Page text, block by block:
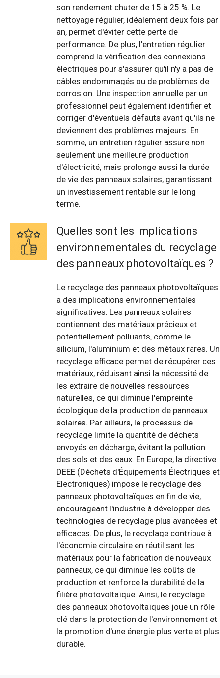
son rendement chuter de 15 à 25 %. Le
nettoyage régulier, idéalement deux fois par
an, permet d'éviter cette perte de
performance. De plus, l'entretien régulier
comprend la vérification des connexions
électriques pour s'assurer qu'il n'y a pas de
câbles endommagés ou de problèmes de
corrosion. Une inspection annuelle par un
professionnel peut également identifier et
corriger d'éventuels défauts avant qu'ils ne
deviennent des problèmes majeurs. En
somme, un entretien régulier assure non
seulement une meilleure production
d'électricité, mais prolonge aussi la durée
de vie des panneaux solaires, garantissant
un investissement rentable sur le long
terme.
Quelles sont les implications
environnementales du recyclage
des panneaux photovoltaïques ?
Le recyclage des panneaux photovoltaïques
a des implications environnementales
significatives. Les panneaux solaires
contiennent des matériaux précieux et
potentiellement polluants, comme le
silicium, l'aluminium et des métaux rares. Un
recyclage efficace permet de récupérer ces
matériaux, réduisant ainsi la nécessité de
les extraire de nouvelles ressources
naturelles, ce qui diminue l'empreinte
écologique de la production de panneaux
solaires. Par ailleurs, le processus de
recyclage limite la quantité de déchets
envoyés en décharge, évitant la pollution
des sols et des eaux. En Europe, la directive
DEEE (Déchets d'Équipements Électriques et
Électroniques) impose le recyclage des
panneaux photovoltaïques en fin de vie,
encourageant l'industrie à développer des
technologies de recyclage plus avancées et
efficaces. De plus, le recyclage contribue à
l'économie circulaire en réutilisant les
matériaux pour la fabrication de nouveaux
panneaux, ce qui diminue les coûts de
production et renforce la durabilité de la
filière photovoltaïque. Ainsi, le recyclage
des panneaux photovoltaïques joue un rôle
clé dans la protection de l'environnement et
la promotion d'une énergie plus verte et plus
durable.